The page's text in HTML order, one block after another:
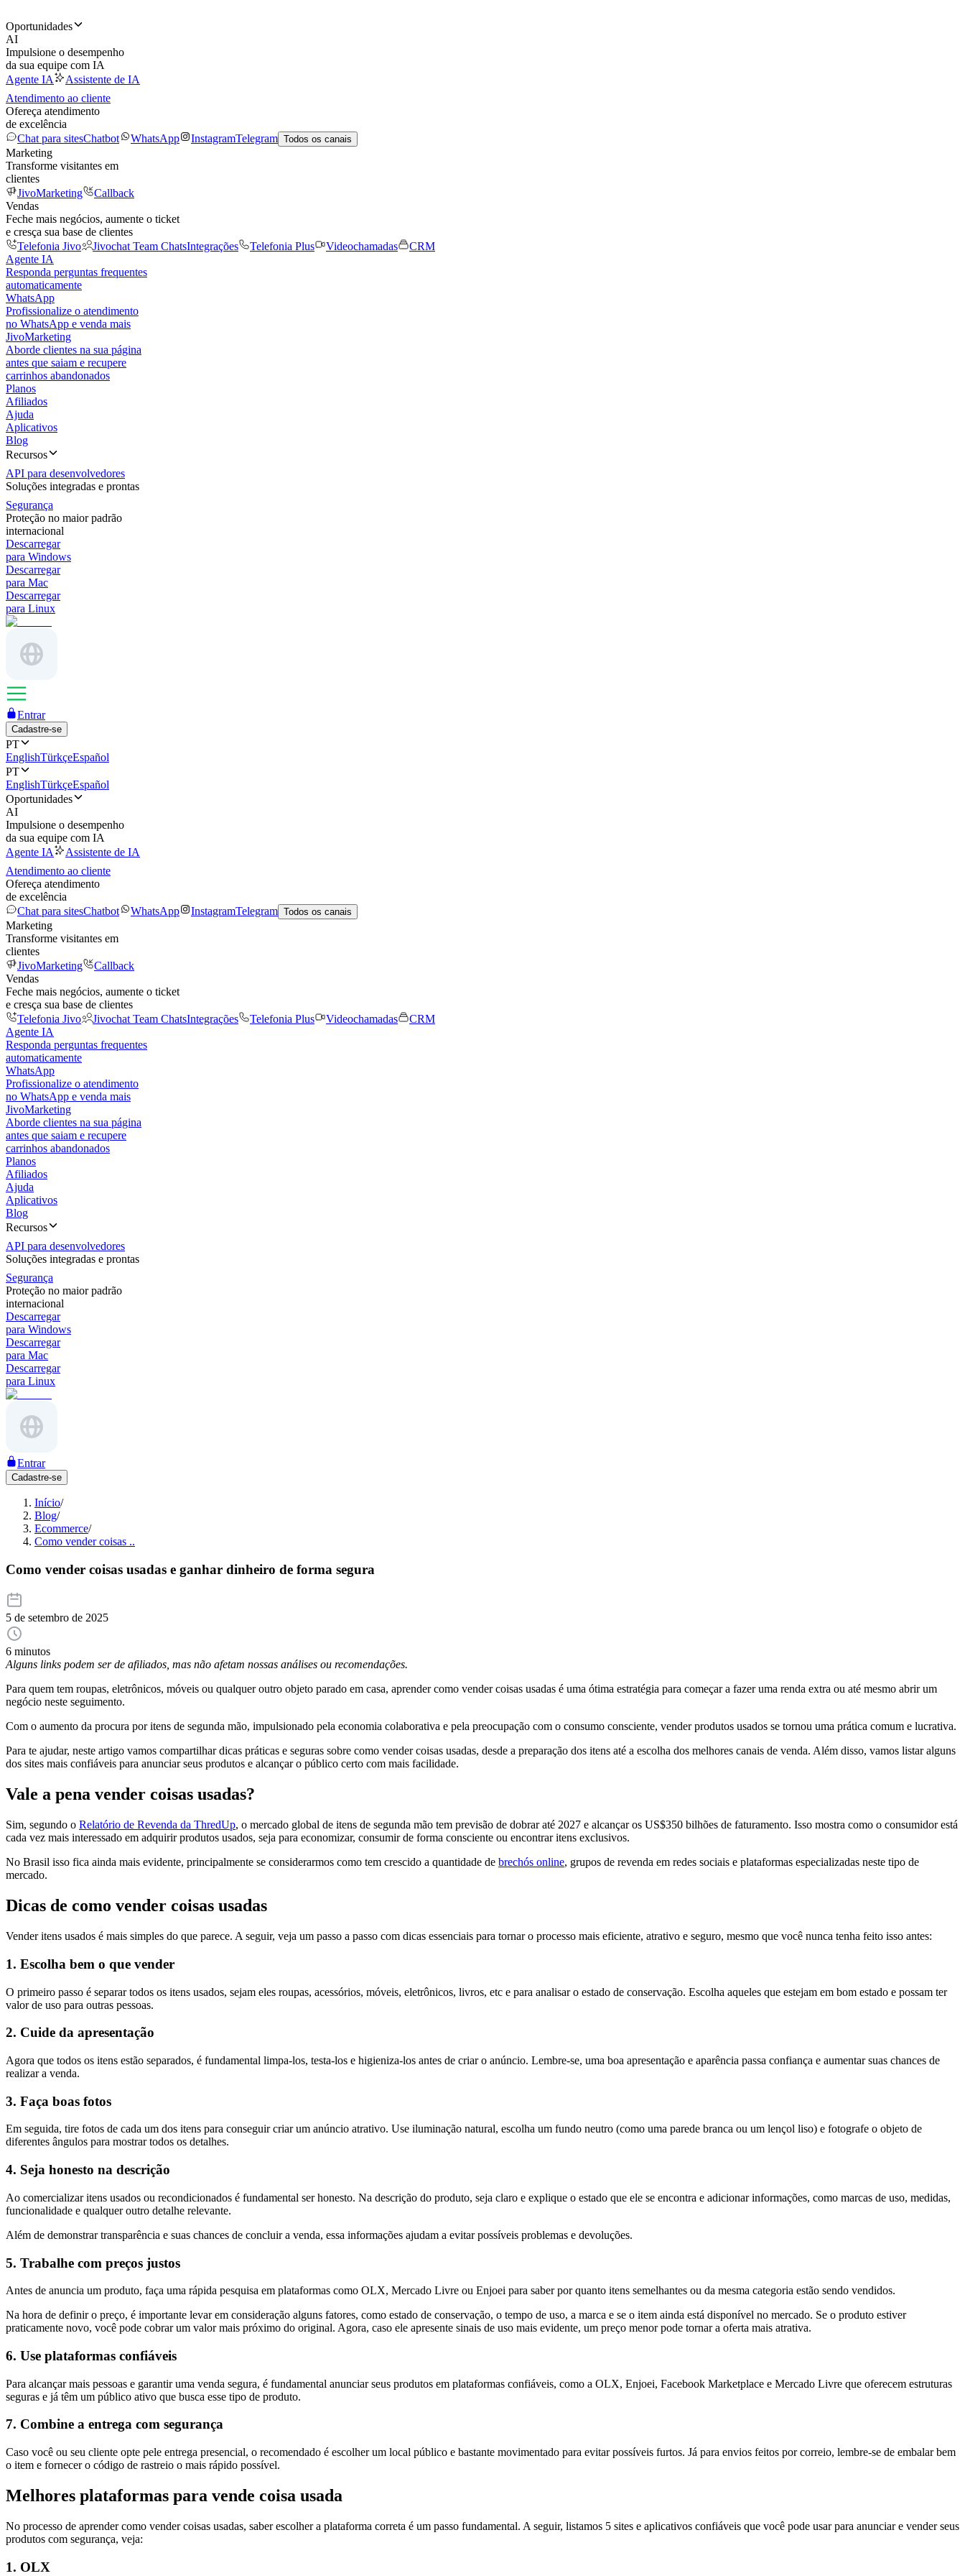
Oportunidades
AI
Impulsione o desempenho
da sua equipe com IA
Agente IA
Assistente de IA
Atendimento ao cliente
Ofereça atendimento
de excelência
Chat para sitesChatbot WhatsApp InstagramTelegram Todos os canais
Marketing
Transforme visitantes em
clientes
JivoMarketing
Callback
Vendas
Feche mais negócios, aumente o ticket
e cresça sua base de clientes
Telefonia Jivo
Jivochat Team ChatsIntegrações Telefonia Plus Videochamadas
CRM
Agente IA
Responda perguntas frequentes
automaticamente
WhatsApp
Profissionalize o atendimento
no WhatsApp e venda mais
JivoMarketing
Aborde clientes na sua página
antes que saiam e recupere
carrinhos abandonados
Planos
Afiliados
Ajuda
Aplicativos
Blog
Recursos
API para desenvolvedores
Soluções integradas e prontas
Segurança
Proteção no maior padrão
internacional
Descarregar
para Windows
Descarregar
para Mac
Descarregar
para Linux
Entrar
Cadastre-se
PT
EnglishTürkçeEspañol
PT
EnglishTürkçeEspañol
Oportunidades
AI
Impulsione o desempenho
da sua equipe com IA
Agente IA
Assistente de IA
Atendimento ao cliente
Ofereça atendimento
de excelência
Chat para sitesChatbot WhatsApp InstagramTelegram Todos os canais
Marketing
Transforme visitantes em
clientes
JivoMarketing
Callback
Vendas
Feche mais negócios, aumente o ticket
e cresça sua base de clientes
Telefonia Jivo
Jivochat Team ChatsIntegrações Telefonia Plus Videochamadas
CRM
Agente IA
Responda perguntas frequentes
automaticamente
WhatsApp
Profissionalize o atendimento
no WhatsApp e venda mais
JivoMarketing
Aborde clientes na sua página
antes que saiam e recupere
carrinhos abandonados
Planos
Afiliados
Ajuda
Aplicativos
Blog
Recursos
API para desenvolvedores
Soluções integradas e prontas
Segurança
Proteção no maior padrão
internacional
Descarregar
para Windows
Descarregar
para Mac
Descarregar
para Linux
Entrar
Cadastre-se
Início/
Blog/
Ecommerce/
Como vender coisas ..
Como vender coisas usadas e ganhar dinheiro de forma segura
5 de setembro de 2025
6 minutos
Alguns links podem ser de afiliados, mas não afetam nossas análises ou recomendações.
Para quem tem roupas, eletrônicos, móveis ou qualquer outro objeto parado em casa, aprender como vender coisas usadas é uma ótima estratégia para começar a fazer uma renda extra ou até mesmo abrir um
negócio neste seguimento.
Com o aumento da procura por itens de segunda mão, impulsionado pela economia colaborativa e pela preocupação com o consumo consciente, vender produtos usados se tornou uma prática comum e lucrativa.
Para te ajudar, neste artigo vamos compartilhar dicas práticas e seguras sobre como vender coisas usadas, desde a preparação dos itens até a escolha dos melhores canais de venda. Além disso, vamos listar alguns
dos sites mais confiáveis para anunciar seus produtos e alcançar o público certo com mais facilidade.
Vale a pena vender coisas usadas?
Sim, segundo o Relatório de Revenda da ThredUp, o mercado global de itens de segunda mão tem previsão de dobrar até 2027 e alcançar os US$350 bilhões de faturamento. Isso mostra como o consumidor está
cada vez mais interessado em adquirir produtos usados, seja para economizar, consumir de forma consciente ou encontrar itens exclusivos.
No Brasil isso fica ainda mais evidente, principalmente se considerarmos como tem crescido a quantidade de brechós online, grupos de revenda em redes sociais e plataformas especializadas neste tipo de
mercado.
Dicas de como vender coisas usadas
Vender itens usados é mais simples do que parece. A seguir, veja um passo a passo com dicas essenciais para tornar o processo mais eficiente, atrativo e seguro, mesmo que você nunca tenha feito isso antes:
1. Escolha bem o que vender
O primeiro passo é separar todos os itens usados, sejam eles roupas, acessórios, móveis, eletrônicos, livros, etc e para analisar o estado de conservação. Escolha aqueles que estejam em bom estado e possam ter
valor de uso para outras pessoas.
2. Cuide da apresentação
Agora que todos os itens estão separados, é fundamental limpa-los, testa-los e higieniza-los antes de criar o anúncio. Lembre-se, uma boa apresentação e aparência passa confiança e aumentar suas chances de
realizar a venda.
3. Faça boas fotos
Em seguida, tire fotos de cada um dos itens para conseguir criar um anúncio atrativo. Use iluminação natural, escolha um fundo neutro (como uma parede branca ou um lençol liso) e fotografe o objeto de
diferentes ângulos para mostrar todos os detalhes.
4. Seja honesto na descrição
Ao comercializar itens usados ou recondicionados é fundamental ser honesto. Na descrição do produto, seja claro e explique o estado que ele se encontra e adicionar informações, como marcas de uso, medidas,
funcionalidade e qualquer outro detalhe relevante.
Além de demonstrar transparência e suas chances de concluir a venda, essa informações ajudam a evitar possíveis problemas e devoluções.
5. Trabalhe com preços justos
Antes de anuncia um produto, faça uma rápida pesquisa em plataformas como OLX, Mercado Livre ou Enjoei para saber por quanto itens semelhantes ou da mesma categoria estão sendo vendidos.
Na hora de definir o preço, é importante levar em consideração alguns fatores, como estado de conservação, o tempo de uso, a marca e se o item ainda está disponível no mercado. Se o produto estiver
praticamente novo, você pode cobrar um valor mais próximo do original. Agora, caso ele apresente sinais de uso mais evidente, um preço menor pode tornar a oferta mais atrativa.
6. Use plataformas confiáveis
Para alcançar mais pessoas e garantir uma venda segura, é fundamental anunciar seus produtos em plataformas confiáveis, como a OLX, Enjoei, Facebook Marketplace e Mercado Livre que oferecem estruturas
seguras e já têm um público ativo que busca esse tipo de produto.
7. Combine a entrega com segurança
Caso você ou seu cliente opte pele entrega presencial, o recomendado é escolher um local público e bastante movimentado para evitar possíveis furtos. Já para envios feitos por correio, lembre-se de embalar bem
o item e fornecer o código de rastreio o mais rápido possível.
Melhores plataformas para vende coisa usada
No processo de aprender como vender coisas usadas, saber escolher a plataforma correta é um passo fundamental. A seguir, listamos 5 sites e aplicativos confiáveis que você pode usar para anunciar e vender seus
produtos com segurança, veja:
1. OLX